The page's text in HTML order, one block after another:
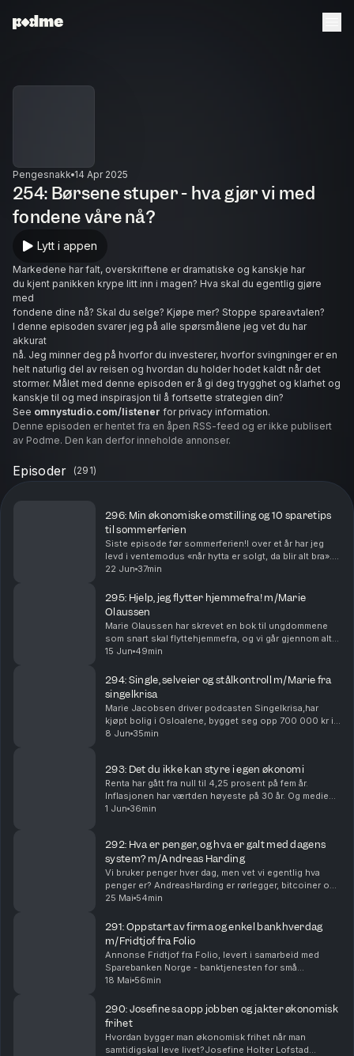
Pengesnakk 14 Apr 2025
254: Børsene stuper - hva gjør vi med
fondene våre nå?
Lytt i appen
Markedene har falt, overskriftene er dramatiske og kanskje har
du kjent panikken krype litt inn i magen? Hva skal du egentlig gjøre
med
fondene dine nå? Skal du selge? Kjøpe mer? Stoppe spareavtalen?
I denne episoden svarer jeg på alle spørsmålene jeg vet du har
akkurat
nå. Jeg minner deg på hvorfor du investerer, hvorfor svingninger er en
helt naturlig del av reisen og hvordan du holder hodet kaldt når det
stormer. Målet med denne episoden er å gi deg trygghet og klarhet og
kanskje til og med inspirasjon til å fortsette strategien din?
See omnystudio.com/listener for privacy information.
Denne episoden er hentet fra en åpen RSS-feed og er ikke publisert
av Podme. Den kan derfor inneholde annonser.
Episoder (291)
296: Min økonomiske omstilling og 10 sparetips
til sommerferien
Siste episode før sommerferien!I over et år har jeg
levd i ventemodus «når hytta er solgt, da blir alt bra».
Det ble den ikke. Og livet kan ikke vente lenger. Jeg
22 Jun 37min
295: Hjelp, jeg flytter hjemmefra! m/Marie
Olaussen
Marie Olaussen har skrevet en bok til ungdommene
som snart skal flyttehjemmefra, og vi går gjennom alt
fra iskaffeindeksen (28 kroner om dagenblir faktisk 10
15 Jun 49min
294: Single, selveier og stålkontroll m/Marie fra
singelkrisa
Marie Jacobsen driver podcasten Singelkrisa,har
kjøpt bolig i Osloalene, bygget seg opp 700 000 kr i
egenkapital mens hun bodde ikollektiv i Trondheim,
8 Jun 35min
293: Det du ikke kan styre i egen økonomi
Renta har gått fra null til 4,25 prosent på fem år.
Inflasjonen har værtden høyeste på 30 år. Og mediene
forteller oss «nå blir det trangeretider» og «nå får
1 Jun 36min
292: Hva er penger, og hva er galt med dagens
system? m/Andreas Harding
Vi bruker penger hver dag, men vet vi egentlig hva
penger er? AndreasHarding er rørlegger, bitcoiner og
verten for podcasten «En og tyvetanker». Han mener
25 Mai 54min
291: Oppstart av firma og enkel bankhverdag
m/Fridtjof fra Folio
Annonse Fridtjof fra Folio, levert i samarbeid med
Sparebanken Norge - banktjenesten for små
bedrifter,forteller hva som er viktig når du starter noe
18 Mai 56min
290: Josefine sa opp jobben og jakter økonomisk
frihet
Hvordan bygger man økonomisk frihet når man
samtidigskal leve livet?Josefine Holter Lofstad